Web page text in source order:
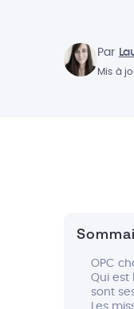
Par
Mis à
OPC
Qui est
sont
Les